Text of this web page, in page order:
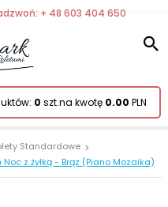
+ 48 603 404 650
0 szt.na kwotę 0.00 PLN
Standardowe
z żyłką - Brąz (Piano Mozaika)